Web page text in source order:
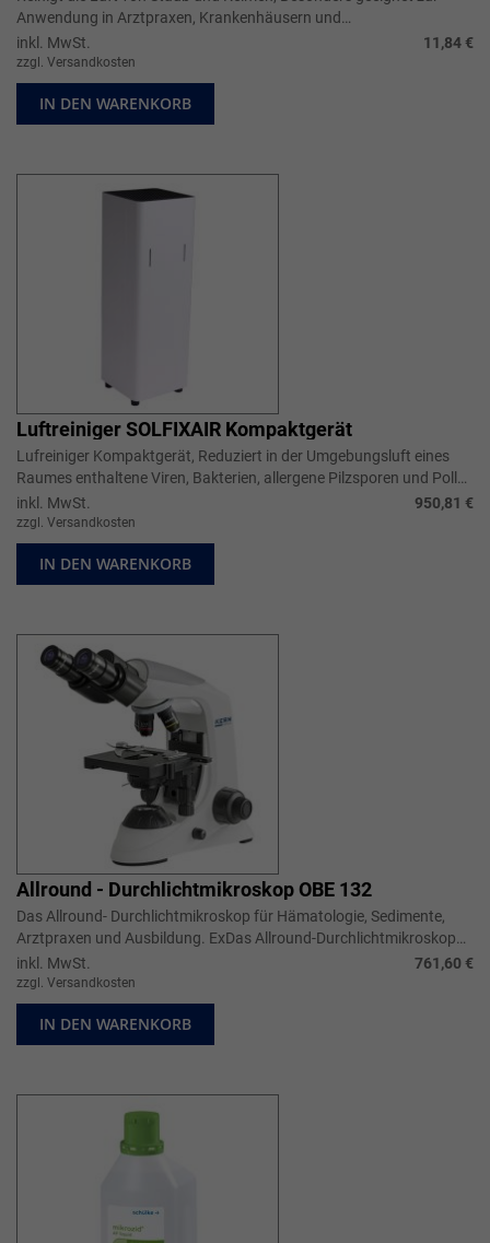
Anwendung in Arztpraxen, Krankenhäusern und
Pflegeeinrichtunge, Mit desodorieren...
inkl. MwSt. 11,84 €
zzgl. Versandkosten
IN DEN WARENKORB
Luftreiniger SOLFIXAIR Kompaktgerät
Lufreiniger Kompaktgerät, Reduziert in der Umgebungsluft eines
Raumes enthaltene Viren, Bakterien, allergene Pilzsporen und Pollen
um bis zu 9...
inkl. MwSt. 950,81 €
zzgl. Versandkosten
IN DEN WARENKORB
Allround - Durchlichtmikroskop OBE 132
Das Allround- Durchlichtmikroskop für Hämatologie, Sedimente,
Arztpraxen und Ausbildung. ExDas Allround-Durchlichtmikroskop
für Hämatologie, S...
inkl. MwSt. 761,60 €
zzgl. Versandkosten
IN DEN WARENKORB